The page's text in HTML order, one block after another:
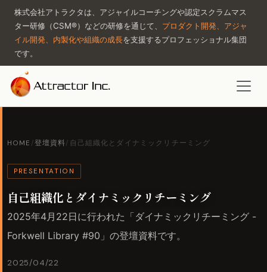
株式会社アトラクタは、アジャイルコーチングや認定スクラムマス
ター研修（CSM®）などの研修を通じて、 プロダクト開発、アジャ
イル開発、内製化や組織の成長を支援するプロフェッショナル集団
です。
HOME /登壇資料 / 自己組織化とダイナミックリチーミング
PRESENTATION
自己組織化とダイナミックリチーミング
2025年4月22日に行われた「ダイナミックリチーミング -
Forkwell Library #90」の登壇資料です。
2025/04/22